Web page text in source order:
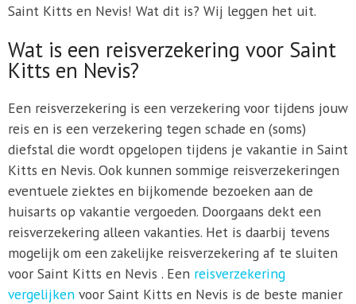
Saint Kitts en Nevis! Wat dit is? Wij leggen het uit.
Wat is een reisverzekering voor Saint
Kitts en Nevis?
Een reisverzekering is een verzekering voor tijdens jouw
reis en is een verzekering tegen schade en (soms)
diefstal die wordt opgelopen tijdens je vakantie in Saint
Kitts en Nevis. Ook kunnen sommige reisverzekeringen
eventuele ziektes en bijkomende bezoeken aan de
huisarts op vakantie vergoeden. Doorgaans dekt een
reisverzekering alleen vakanties. Het is daarbij tevens
mogelijk om een zakelijke reisverzekering af te sluiten
voor Saint Kitts en Nevis . Een reisverzekering
vergelijkenvoor Saint Kitts en Nevis is de beste manier